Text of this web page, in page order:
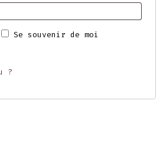
Se souvenir de moi
?